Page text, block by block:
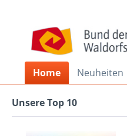
Home Neuheiten
Unsere Top 10